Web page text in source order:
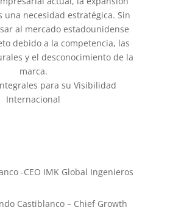
una necesidad estratégica. Sin
al mercado estadounidense
debido a la competencia, las
y el desconocimiento de la
marca.
para su Visibilidad
Internacional
-CEO IMK Global Ingenieros
Castiblanco – Chief Growth